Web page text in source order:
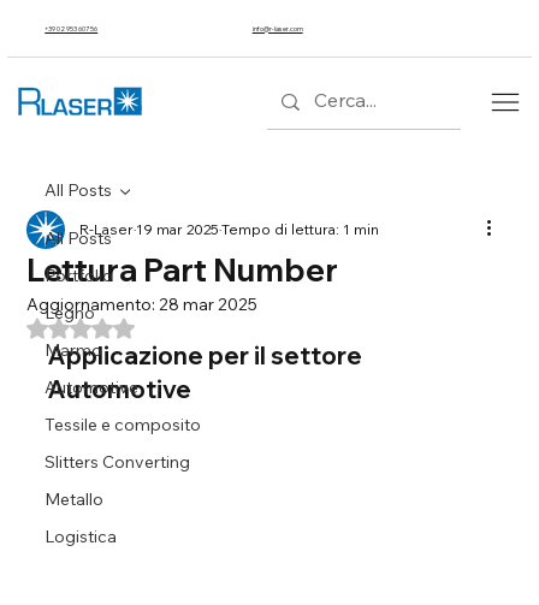
+39 02 953 607 56 info@r-laser.com
All Posts
Portfolio
Legno
Marmo
Automotive
Tessile e composito
Slitters Converting
Metallo
Logistica
All Posts
Lettura Part Number
R-Laser19 mar 2025Tempo di lettura: 1 min
Aggiornamento:28 mar 2025
Valutazione NaN stelle su 5.
Applicazione per il settore
Automotive